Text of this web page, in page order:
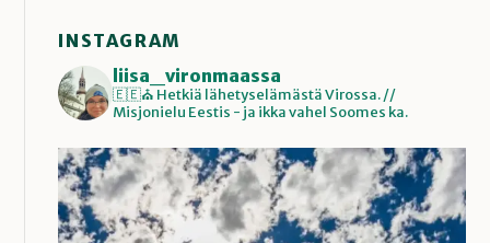
INSTAGRAM
liisa_vironmaassa
🇪🇪⛪️ Hetkiä lähetyselämästä Virossa. //
Misjonielu Eestis - ja ikka vahel Soomes ka.